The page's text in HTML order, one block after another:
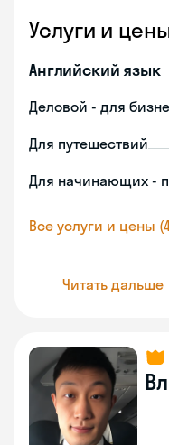
Услуги и
Английский язык
Деловой - для
Для путешествий
Для начинающих -
Все услуги и цены
Читать дальше